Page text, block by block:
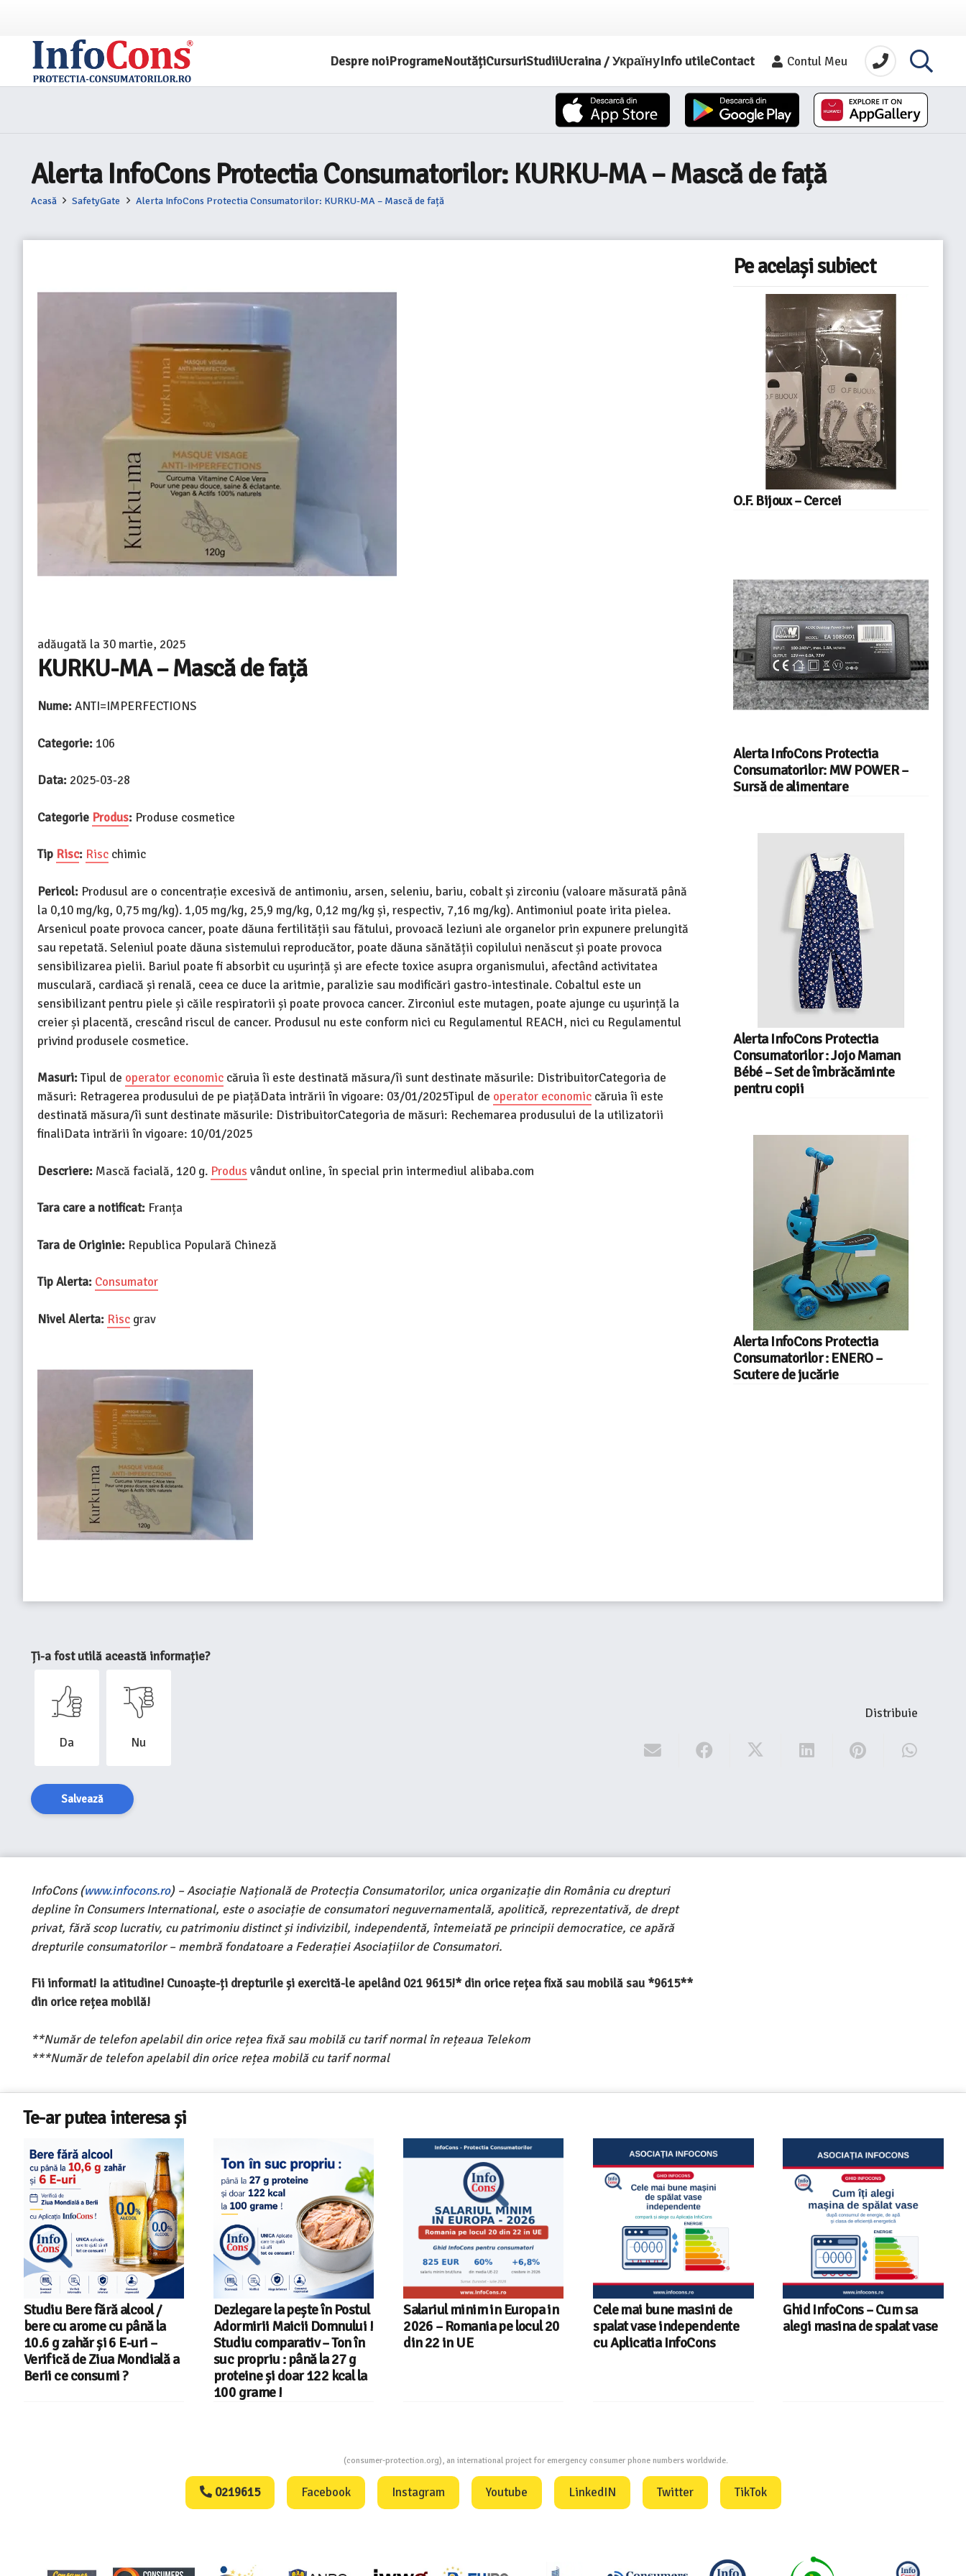
Despre noiProgrameNoutățiCursuriStudiiUcraina / УкраїнуInfo utileContact Contul Meu
Alerta InfoCons Protectia Consumatorilor: KURKU-MA – Mască de față
Acasă SafetyGate Alerta InfoCons Protectia Consumatorilor: KURKU-MA – Mască de față
adăugată la 30 martie, 2025
KURKU-MA – Mască de față
Nume:ANTI=IMPERFECTIONS
Categorie: 106
Data: 2025-03-28
Categorie Produs: Produse cosmetice
Tip Risc: Risc chimic
Pericol: Produsul are o concentrație excesivă de antimoniu, arsen, seleniu, bariu, cobalt și zirconiu (valoare măsurată până
la 0,10 mg/kg, 0,75 mg/kg). 1,05 mg/kg, 25,9 mg/kg, 0,12 mg/kg și, respectiv, 7,16 mg/kg). Antimoniul poate irita pielea.
Arsenicul poate provoca cancer, poate dăuna fertilității sau fătului, provoacă leziuni ale organelor prin expunere prelungită
sau repetată. Seleniul poate dăuna sistemului reproducător, poate dăuna sănătății copilului nenăscut și poate provoca
sensibilizarea pielii. Bariul poate fi absorbit cu ușurință și are efecte toxice asupra organismului, afectând activitatea
musculară, cardiacă și renală, ceea ce duce la aritmie, paralizie sau modificări gastro-intestinale. Cobaltul este un
sensibilizant pentru piele și căile respiratorii și poate provoca cancer. Zirconiul este mutagen, poate ajunge cu ușurință la
creier și placentă, crescând riscul de cancer. Produsul nu este conform nici cu Regulamentul REACH, nici cu Regulamentul
privind produsele cosmetice.
Masuri:Tipul de operator economic căruia îi este destinată măsura/îi sunt destinate măsurile: DistribuitorCategoria de
măsuri: Retragerea produsului de pe piațăData intrării în vigoare: 03/01/2025Tipul de operator economic căruia îi este
destinată măsura/îi sunt destinate măsurile: DistribuitorCategoria de măsuri: Rechemarea produsului de la utilizatorii
finaliData intrării în vigoare: 10/01/2025
Descriere: Mască facială, 120 g. Produs vândut online, în special prin intermediul alibaba.com
Tara care a notificat: Franța
Tara de Originie: Republica Populară Chineză
Tip Alerta: Consumator
Nivel Alerta: Risc grav
Pe același subiect
O.F. Bijoux – Cercei
Alerta InfoCons Protectia
Consumatorilor: MW POWER –
Sursă de alimentare
Alerta InfoCons Protectia
Consumatorilor : Jojo Maman
Bébé – Set de îmbrăcăminte
pentru copii
Alerta InfoCons Protectia
Consumatorilor : ENERO –
Scutere de jucărie
Ți-a fost utilă această informație?
Da Nu
Salvează
Distribuie
InfoCons (www.infocons.ro) – Asociație Națională de Protecția Consumatorilor, unica organizație din România cu drepturi
depline în Consumers International, este o asociație de consumatori neguvernamentală, apolitică, reprezentativă, de drept
privat, fără scop lucrativ, cu patrimoniu distinct și indivizibil, independentă, întemeiată pe principii democratice, ce apără
drepturile consumatorilor – membră fondatoare a Federației Asociațiilor de Consumatori.
Fii informat! Ia atitudine! Cunoaște-ți drepturile și exercită-le apelând 021 9615!* din orice rețea fixă sau mobilă sau *9615**
din orice rețea mobilă!
**Număr de telefon apelabil din orice rețea fixă sau mobilă cu tarif normal în rețeaua Telekom
***Număr de telefon apelabil din orice rețea mobilă cu tarif normal
Te-ar putea interesa și
Dezlegare la pește în Postul
Adormirii Maicii Domnului !
Studiu comparativ – Ton în
suc propriu : până la 27 g
proteine și doar 122 kcal la
Salariul minim in Europa in
2026 – Romania pe locul 20
din 22 in UE
Cele mai bune masini de
spalat vase independente
cu Aplicatia InfoCons
Ghid InfoCons – Cum sa
alegi masina de spalat vase
Sunetul la televizor- 8
sfaturi utile ca să auzi clar
(consumer-protection.org), an international project for emergency consumer phone numbers worldwide.
0219615 Facebook Instagram Youtube LinkedIN Twitter TikTok